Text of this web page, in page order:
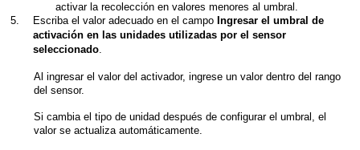
activar la recolección en valores menores al umbral.
5.
Escriba el valor adecuado en el campo Ingresar el umbral de
activación en las unidades utilizadas por el sensor
seleccionado.
Al ingresar el valor del activador, ingrese un valor dentro del rango
del sensor.
Si cambia el tipo de unidad después de configurar el umbral, el
valor se actualiza automáticamente.